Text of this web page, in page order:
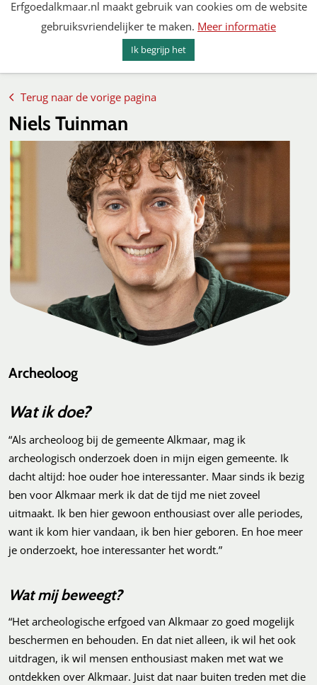
Spring
Erfgoedalkmaar.nl maakt gebruik van cookies om de website
gebruiksvriendelijker te maken. Meer informatie
Ik begrijp het
Terug naar de vorige pagina
Niels Tuinman
Archeoloog
Wat ik doe?
“Als archeoloog bij de gemeente Alkmaar, mag ik
archeologisch onderzoek doen in mijn eigen gemeente. Ik
dacht altijd: hoe ouder hoe interessanter. Maar sinds ik bezig
ben voor Alkmaar merk ik dat de tijd me niet zoveel
uitmaakt. Ik ben hier gewoon enthousiast over alle periodes,
want ik kom hier vandaan, ik ben hier geboren. En hoe meer
je onderzoekt, hoe interessanter het wordt.”
Wat mij beweegt?
“Het archeologische erfgoed van Alkmaar zo goed mogelijk
beschermen en behouden. En dat niet alleen, ik wil het ook
uitdragen, ik wil mensen enthousiast maken met wat we
ontdekken over Alkmaar. Juist dat naar buiten treden met die